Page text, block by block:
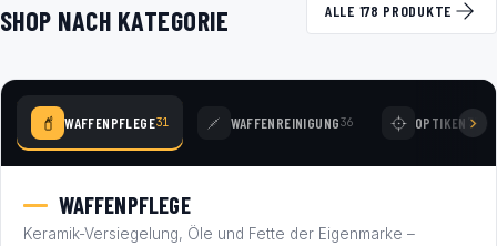
SHOP NACH KATEGORIE ALLE 178 PRODUKTE
WAFFENPFLEGE31 WAFFENREINIGUNG36 OPTIKEN 77
WAFFENPFLEGE
Keramik-Versiegelung, Öle und Fette der Eigenmarke –